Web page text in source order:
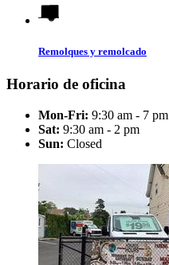
Remolques y remolcado
Horario de oficina
Mon-Fri: 9:30 am - 7 pm
Sat: 9:30 am - 2 pm
Sun: Closed